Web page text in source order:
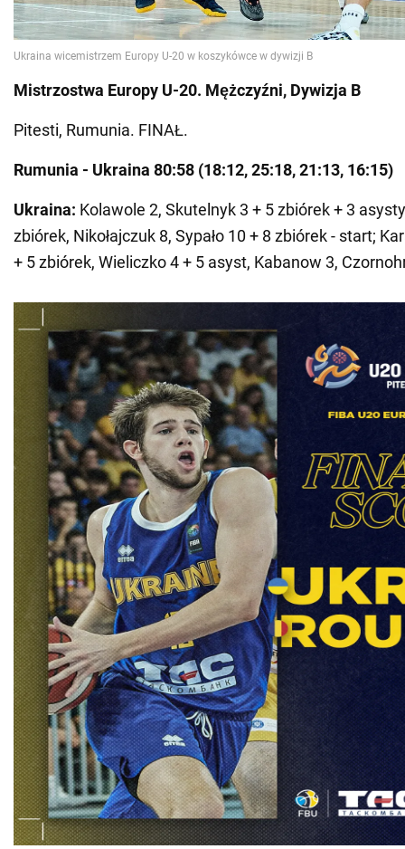
Mistrzostwa Europy U-20. Mężczyźni, Dywizja B
Pitesti, Rumunia. FINAŁ.
Rumunia - Ukraina 80:58 (18:12, 25:18, 21:13, 16:15)
Ukraina: Kolawole 2, Skutelnyk 3 + 5 zbiórek + 3
zbiórek, Nikołajczuk 8, Sypało 10 + 8 zbiórek - start;
+ 5 zbiórek, Wieliczko 4 + 5 asyst, Kabanow 3,